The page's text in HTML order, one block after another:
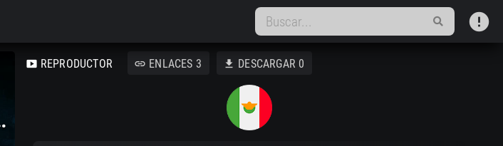
error
Miedo
smart_display REPRODUCTOR link ENLACES 3 download DESCARGAR 0